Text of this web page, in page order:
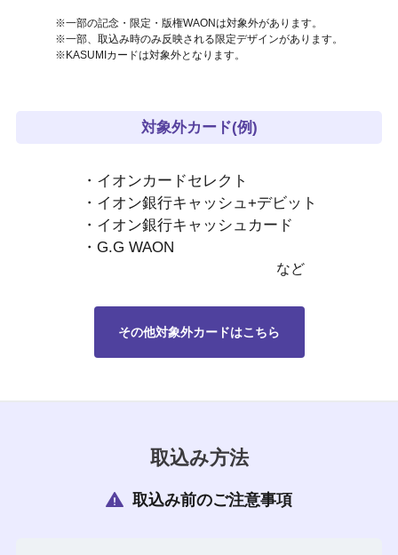
※一部の記念・限定・版権WAONは対象外があります。
※一部、取込み時のみ反映される限定デザインがあります。
※KASUMIカードは対象外となります。
対象外カード(例)
・イオンカードセレクト
・イオン銀行キャッシュ+デビット
・イオン銀行キャッシュカード
・G.G WAON
など
その他対象外カードはこちら
取込み方法
取込み前のご注意事項